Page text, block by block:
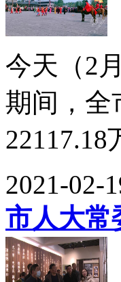
今天（2
期间，全
22117.18
2021-02-
市人大常